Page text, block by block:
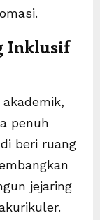
Inklusif
penuh
beri ruang
jejaring